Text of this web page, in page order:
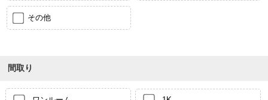
その他
間取り